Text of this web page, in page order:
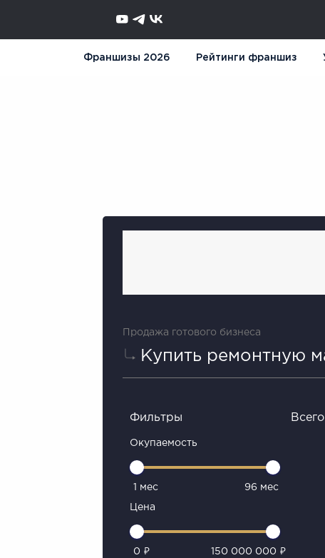
Франшизы 2026 Рейтинги франшиз
Продажа готового бизнеса
Купить ремонтную
Фильтры
Окупаемость
1 мес 96 мес
Цена
0 ₽ 150 000 000 ₽